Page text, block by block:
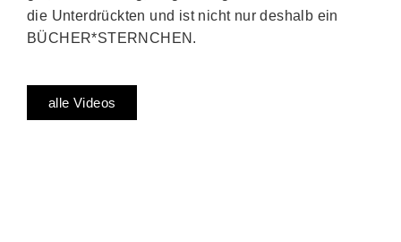
die Unterdrückten und ist nicht nur deshalb ein
BÜCHER*STERNCHEN.
alle Videos